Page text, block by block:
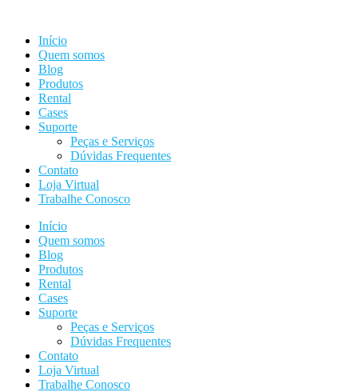
conteúdo
Início
Quem somos
Blog
Produtos
Rental
Cases
Suporte
Peças e Serviços
Dúvidas Frequentes
Contato
Loja Virtual
Trabalhe Conosco
Início
Quem somos
Blog
Produtos
Rental
Cases
Suporte
Peças e Serviços
Dúvidas Frequentes
Contato
Loja Virtual
Trabalhe Conosco